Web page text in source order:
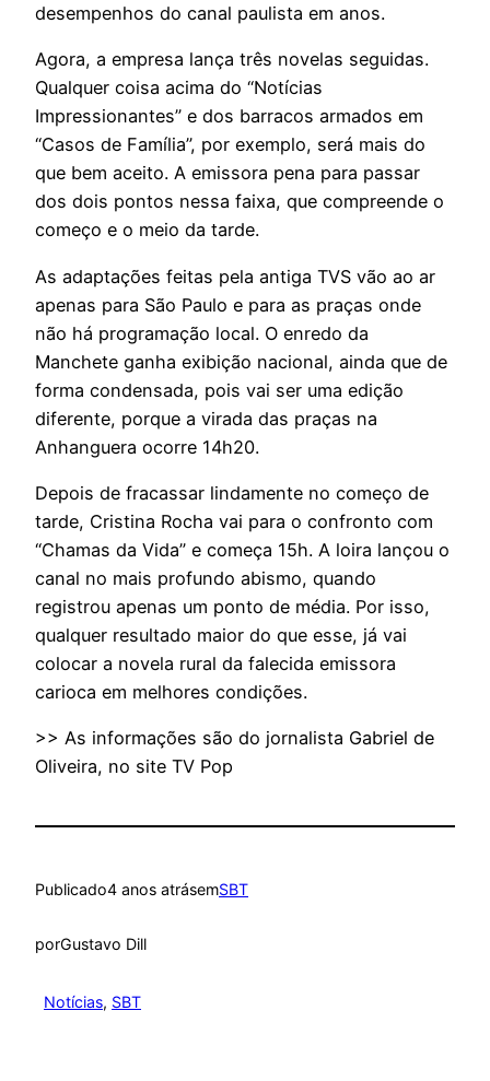
desempenhos do canal paulista em anos.
Agora, a empresa lança três novelas seguidas.
Qualquer coisa acima do “Notícias
Impressionantes” e dos barracos armados em
“Casos de Família”, por exemplo, será mais do
que bem aceito. A emissora pena para passar
dos dois pontos nessa faixa, que compreende o
começo e o meio da tarde.
As adaptações feitas pela antiga TVS vão ao ar
apenas para São Paulo e para as praças onde
não há programação local. O enredo da
Manchete ganha exibição nacional, ainda que de
forma condensada, pois vai ser uma edição
diferente, porque a virada das praças na
Anhanguera ocorre 14h20.
Depois de fracassar lindamente no começo de
tarde, Cristina Rocha vai para o confronto com
“Chamas da Vida” e começa 15h. A loira lançou o
canal no mais profundo abismo, quando
registrou apenas um ponto de média. Por isso,
qualquer resultado maior do que esse, já vai
colocar a novela rural da falecida emissora
carioca em melhores condições.
>> As informações são do jornalista Gabriel de
Oliveira, no site TV Pop
Publicado4 anos atrásemSBT
porGustavo Dill
Notícias, SBT